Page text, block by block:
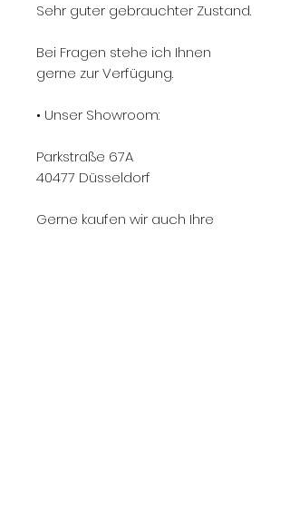
Sehr guter gebrauchter Zustand.
Bei Fragen stehe ich Ihnen
gerne zur Verfügung.
• Unser Showroom:
Parkstraße 67A
40477 Düsseldorf
Gerne kaufen wir auch Ihre